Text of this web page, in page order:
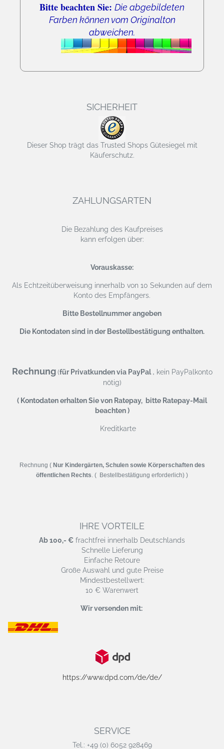
Bitte beachten Sie: Die abgebildeten
Farben können vom Originalton
abweichen.
SICHERHEIT
Dieser Shop trägt das Trusted Shops Gütesiegel mit
Käuferschutz.
ZAHLUNGSARTEN
Die Bezahlung des Kaufpreises
kann erfolgen über:
Vorauskasse:
Als Echtzeitüberweisung innerhalb von 10 Sekunden auf dem
Konto des Empfängers.
Bitte Bestellnummer angeben
Die Kontodaten sind in der Bestellbestätigung enthalten.
Rechnung (für Privatkunden via PayPal, kein PayPalkonto
nötig)
( Kontodaten erhalten Sie von Ratepay, bitte Ratepay-Mail
beachten )
Kreditkarte
Rechnung ( Nur Kindergärten, Schulen sowie Körperschaften des
öffentlichen Rechts . ( Bestellbestätigung erforderlich) )
IHRE VORTEILE
Ab 100,- € frachtfrei innerhalb Deutschlands
Schnelle Lieferung
Einfache Retoure
Große Auswahl und gute Preise
Mindestbestellwert:
10 € Warenwert
Wir versenden mit:
https://www.dpd.com/de/de/
SERVICE
Tel.: +49 (0) 6052 928469